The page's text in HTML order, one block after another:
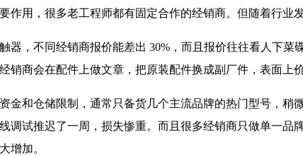
作用，很多老工程师都有固定合作的经销商。但随着行业
，不同经销商报价能差出 30%，而且报价往往看人下菜
销商会在配件上做文章，把原装配件换成副厂件，表面上
金和仓储限制，通常只备货几个主流品牌的热门型号，
调试推迟了一周，损失惨重。而且很多经销商只做单一
增加。